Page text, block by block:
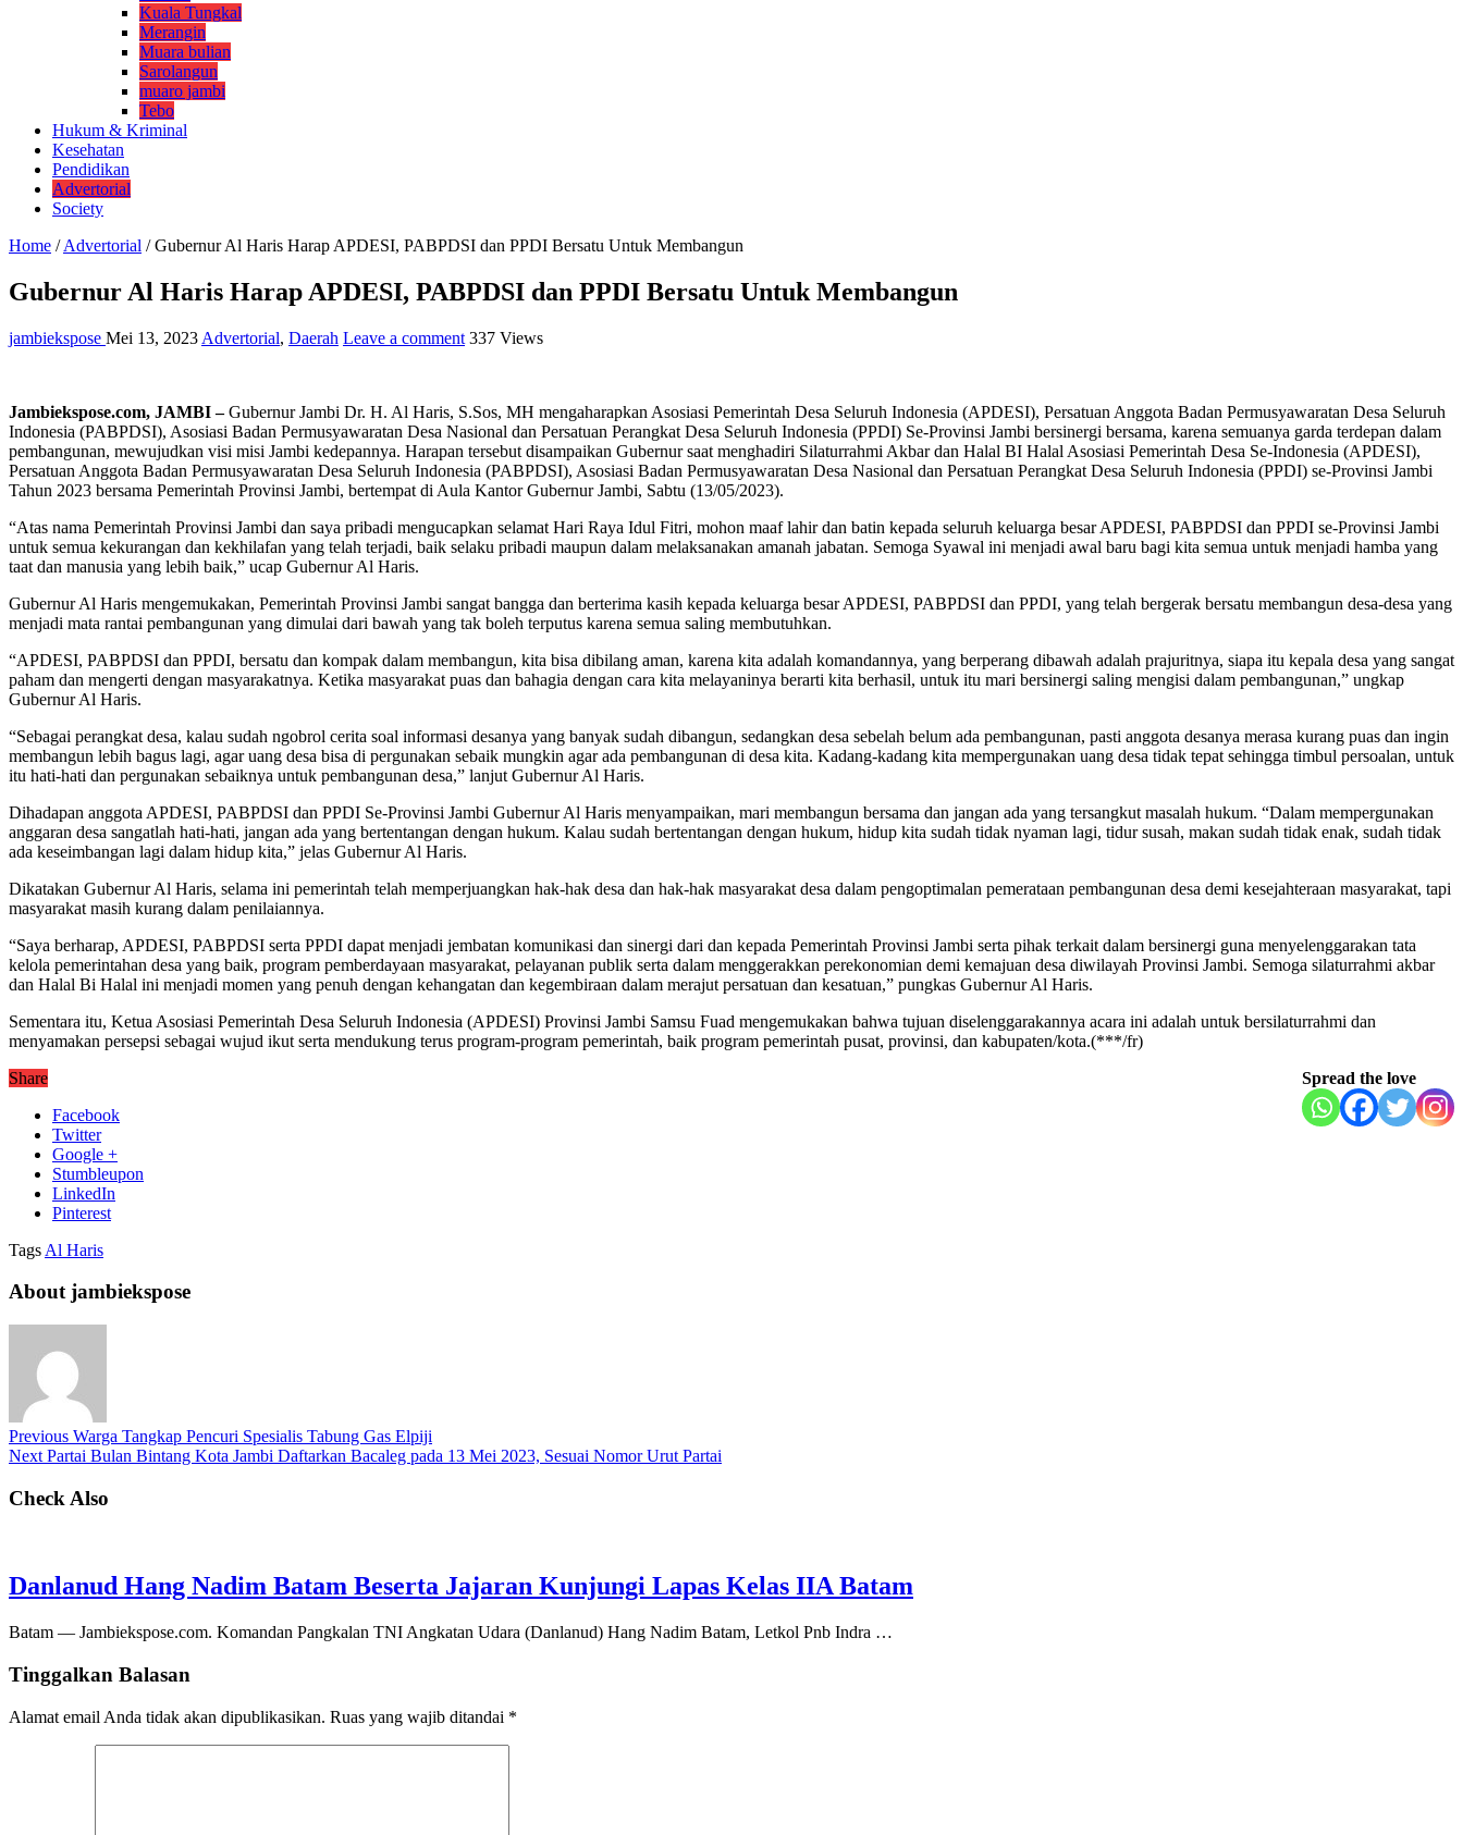
Kuala Tungkal
Merangin
Muara bulian
Sarolangun
muaro jambi
Tebo
Hukum & Kriminal
Kesehatan
Pendidikan
Advertorial
Society
Home / Advertorial / Gubernur Al Haris Harap APDESI, PABPDSI dan PPDI Bersatu Untuk Membangun
Gubernur Al Haris Harap APDESI, PABPDSI dan PPDI Bersatu Untuk Membangun
jambiekspose Mei 13, 2023 Advertorial, Daerah Leave a comment 337 Views
Jambiekspose.com, JAMBI –Gubernur Jambi Dr. H. Al Haris, S.Sos, MH mengaharapkan Asosiasi Pemerintah Desa Seluruh Indonesia (APDESI), Persatuan Anggota Badan Permusyawaratan Desa Seluruh
Indonesia (PABPDSI), Asosiasi Badan Permusyawaratan Desa Nasional dan Persatuan Perangkat Desa Seluruh Indonesia (PPDI) Se-Provinsi Jambi bersinergi bersama, karena semuanya garda terdepan dalam
pembangunan, mewujudkan visi misi Jambi kedepannya. Harapan tersebut disampaikan Gubernur saat menghadiri Silaturrahmi Akbar dan Halal BI Halal Asosiasi Pemerintah Desa Se-Indonesia (APDESI),
Persatuan Anggota Badan Permusyawaratan Desa Seluruh Indonesia (PABPDSI), Asosiasi Badan Permusyawaratan Desa Nasional dan Persatuan Perangkat Desa Seluruh Indonesia (PPDI) se-Provinsi Jambi
Tahun 2023 bersama Pemerintah Provinsi Jambi, bertempat di Aula Kantor Gubernur Jambi, Sabtu (13/05/2023).
“Atas nama Pemerintah Provinsi Jambi dan saya pribadi mengucapkan selamat Hari Raya Idul Fitri, mohon maaf lahir dan batin kepada seluruh keluarga besar APDESI, PABPDSI dan PPDI se-Provinsi Jambi
untuk semua kekurangan dan kekhilafan yang telah terjadi, baik selaku pribadi maupun dalam melaksanakan amanah jabatan. Semoga Syawal ini menjadi awal baru bagi kita semua untuk menjadi hamba yang
taat dan manusia yang lebih baik,” ucap Gubernur Al Haris.
Gubernur Al Haris mengemukakan, Pemerintah Provinsi Jambi sangat bangga dan berterima kasih kepada keluarga besar APDESI, PABPDSI dan PPDI, yang telah bergerak bersatu membangun desa-desa yang
menjadi mata rantai pembangunan yang dimulai dari bawah yang tak boleh terputus karena semua saling membutuhkan.
“APDESI, PABPDSI dan PPDI, bersatu dan kompak dalam membangun, kita bisa dibilang aman, karena kita adalah komandannya, yang berperang dibawah adalah prajuritnya, siapa itu kepala desa yang sangat
paham dan mengerti dengan masyarakatnya. Ketika masyarakat puas dan bahagia dengan cara kita melayaninya berarti kita berhasil, untuk itu mari bersinergi saling mengisi dalam pembangunan,” ungkap
Gubernur Al Haris.
“Sebagai perangkat desa, kalau sudah ngobrol cerita soal informasi desanya yang banyak sudah dibangun, sedangkan desa sebelah belum ada pembangunan, pasti anggota desanya merasa kurang puas dan ingin
membangun lebih bagus lagi, agar uang desa bisa di pergunakan sebaik mungkin agar ada pembangunan di desa kita. Kadang-kadang kita mempergunakan uang desa tidak tepat sehingga timbul persoalan, untuk
itu hati-hati dan pergunakan sebaiknya untuk pembangunan desa,” lanjut Gubernur Al Haris.
Dihadapan anggota APDESI, PABPDSI dan PPDI Se-Provinsi Jambi Gubernur Al Haris menyampaikan, mari membangun bersama dan jangan ada yang tersangkut masalah hukum. “Dalam mempergunakan
anggaran desa sangatlah hati-hati, jangan ada yang bertentangan dengan hukum. Kalau sudah bertentangan dengan hukum, hidup kita sudah tidak nyaman lagi, tidur susah, makan sudah tidak enak, sudah tidak
ada keseimbangan lagi dalam hidup kita,” jelas Gubernur Al Haris.
Dikatakan Gubernur Al Haris, selama ini pemerintah telah memperjuangkan hak-hak desa dan hak-hak masyarakat desa dalam pengoptimalan pemerataan pembangunan desa demi kesejahteraan masyarakat, tapi
masyarakat masih kurang dalam penilaiannya.
“Saya berharap, APDESI, PABPDSI serta PPDI dapat menjadi jembatan komunikasi dan sinergi dari dan kepada Pemerintah Provinsi Jambi serta pihak terkait dalam bersinergi guna menyelenggarakan tata
kelola pemerintahan desa yang baik, program pemberdayaan masyarakat, pelayanan publik serta dalam menggerakkan perekonomian demi kemajuan desa diwilayah Provinsi Jambi. Semoga silaturrahmi akbar
dan Halal Bi Halal ini menjadi momen yang penuh dengan kehangatan dan kegembiraan dalam merajut persatuan dan kesatuan,” pungkas Gubernur Al Haris.
Sementara itu, Ketua Asosiasi Pemerintah Desa Seluruh Indonesia (APDESI) Provinsi Jambi Samsu Fuad mengemukakan bahwa tujuan diselenggarakannya acara ini adalah untuk bersilaturrahmi dan
menyamakan persepsi sebagai wujud ikut serta mendukung terus program-program pemerintah, baik program pemerintah pusat, provinsi, dan kabupaten/kota.(***/fr)
Spread the love
Share
Facebook
Twitter
Google +
Stumbleupon
LinkedIn
Pinterest
Tags Al Haris
About jambiekspose
Previous Warga Tangkap Pencuri Spesialis Tabung Gas Elpiji
Next Partai Bulan Bintang Kota Jambi Daftarkan Bacaleg pada 13 Mei 2023, Sesuai Nomor Urut Partai
Check Also
Danlanud Hang Nadim Batam Beserta Jajaran Kunjungi Lapas Kelas IIA Batam
Batam — Jambiekspose.com. Komandan Pangkalan TNI Angkatan Udara (Danlanud) Hang Nadim Batam, Letkol Pnb Indra …
Tinggalkan Balasan
Alamat email Anda tidak akan dipublikasikan. Ruas yang wajib ditandai *